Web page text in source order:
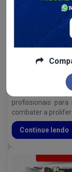
Saúde - SESAU...
Ação de
A Prefeitura de
profissionais
combater a
Continue lendo